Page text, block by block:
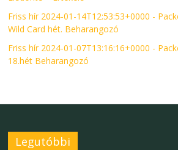
Friss hír 2024-01-14T12:53:53+0000 -
Wild Card hét. Beharangozó
Friss hír 2024-01-07T13:16:16+0000 -
18.hét Beharangozó
Legutóbbi